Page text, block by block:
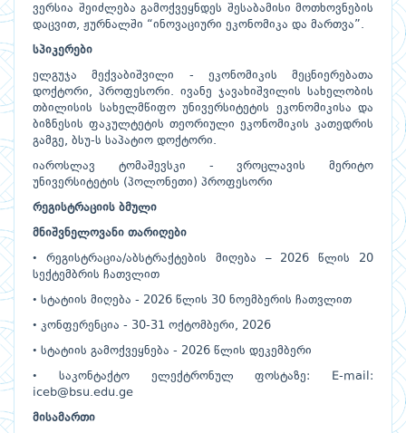
ვერსია შეიძლება გამოქვეყნდეს შესაბამისი მოთხოვნების
დაცვით, ჟურნალში “ინოვაციური ეკონომიკა და მართვა”.
სპიკერები
ელგუჯა მექვაბიშვილი - ეკონომიკის მეცნიერებათა
დოქტორი, პროფესორი. ივანე ჯავახიშვილის სახელობის
თბილისის სახელმწიფო უნივერსიტეტის ეკონომიკისა და
ბიზნესის ფაკულტეტის თეორიული ეკონომიკის კათედრის
გამგე, ბსუ-ს საპატიო დოქტორი.
იაროსლავ ტომაშევსკი - ვროცლავის მერიტო
უნივერსიტეტის (პოლონეთი) პროფესორი
რეგისტრაციის ბმული
მნიშვნელოვანი თარიღები
• რეგისტრაცია/აბსტრაქტების მიღება – 2026 წლის 20
სექტემბრის ჩათვლით
• სტატიის მიღება - 2026 წლის 30 ნოემბერის ჩათვლით
• კონფერენცია - 30-31 ოქტომბერი, 2026
• სტატიის გამოქვეყნება - 2026 წლის დეკემბერი
• საკონტაქტო ელექტრონულ ფოსტაზე: E-mail:
iceb@bsu.edu.ge
მისამართი